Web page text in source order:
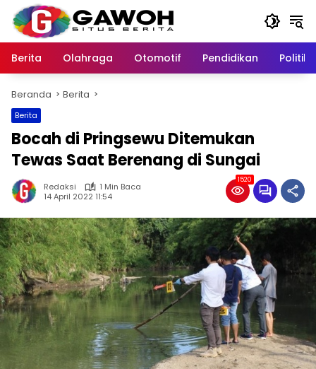
Langsung
konten
Berita
Olahraga Otomotif Pendidikan Politik
Beranda Berita
Berita
Bocah di Pringsewu Ditemukan
Tewas Saat Berenang di Sungai
Redaksi
1 Min Baca
14 April 2022 11:54
1520